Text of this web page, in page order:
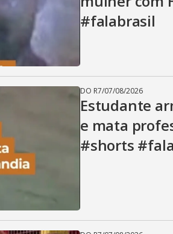
#falabrasil
DO R7/07/08/2026
Estudante
e mata
#shorts